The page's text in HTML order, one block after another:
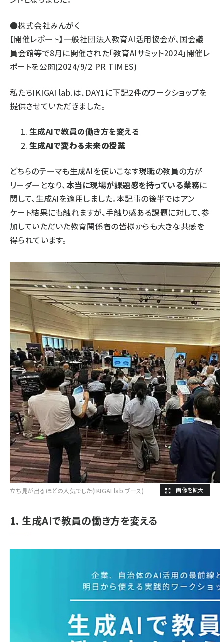
●株式会社みんがく
【開催レポート】一般社団法人教育AI活用協会が、国会議
員会館等で8月に開催された「教育AIサミット2024」開催レ
ポートを公開(2024/9/2 PR TIMES)
私たちIKIGAI lab.は、DAY1に下記2件のワークショップを
提供させていただきました。
生成AIで教員の働き方を変える
生成AIで変わる未来の授業
どちらのテーマも生成AIを使いこなす現職の教員の方が
リーダーとなり、本当に現場が課題感を持っている業務に
関して、生成AIを適用しました。本記事の後半ではアン
ケート結果にも触れますが、手触り感ある課題に対して、参
加していただいた教育関係者の皆様からも大きな共感を
得られています。
立ち見が出るほどの人気でした(IKIGAI lab.ブース)
1. 生成AIで教員の働き方を変える